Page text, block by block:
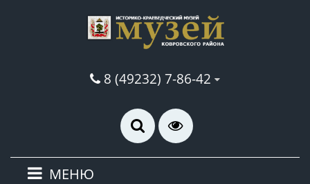
8 (49232) 7-86-42
МЕНЮ